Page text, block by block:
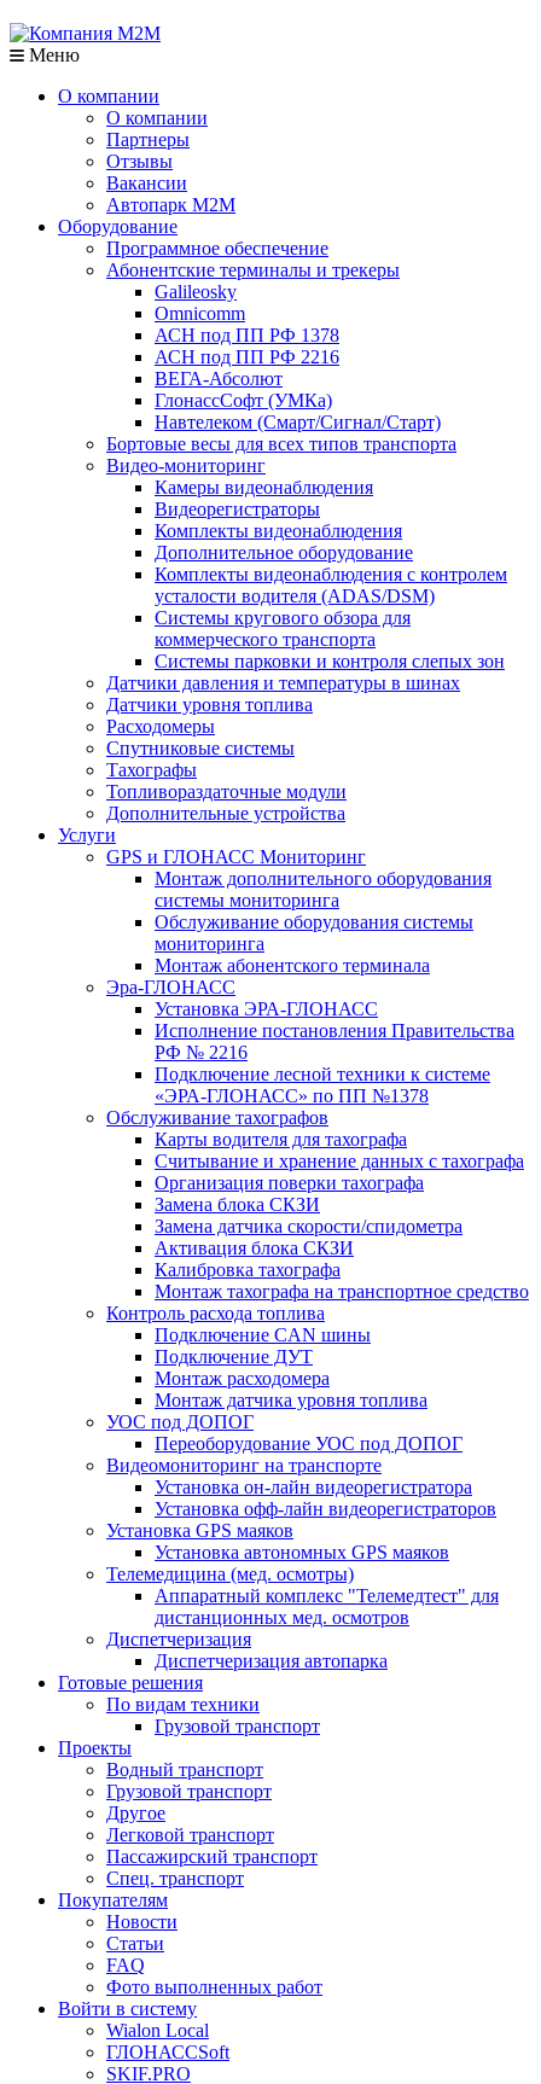
Меню
О компании
О компании
Партнеры
Отзывы
Вакансии
Автопарк М2М
Оборудование
Программное обеспечение
Абонентские терминалы и трекеры
Galileosky
Omnicomm
АСН под ПП РФ 1378
АСН под ПП РФ 2216
ВЕГА-Абсолют
ГлонассСофт (УМКа)
Навтелеком (Смарт/Сигнал/Старт)
Бортовые весы для всех типов транспорта
Видео-мониторинг
Камеры видеонаблюдения
Видеорегистраторы
Комплекты видеонаблюдения
Дополнительное оборудование
Комплекты видеонаблюдения с контролем
усталости водителя (ADAS/DSM)
Системы кругового обзора для
коммерческого транспорта
Системы парковки и контроля слепых зон
Датчики давления и температуры в шинах
Датчики уровня топлива
Расходомеры
Спутниковые системы
Тахографы
Топливораздаточные модули
Дополнительные устройства
Услуги
GPS и ГЛОНАСС Мониторинг
Монтаж дополнительного оборудования
системы мониторинга
Обслуживание оборудования системы
мониторинга
Монтаж абонентского терминала
Эра-ГЛОНАСС
Установка ЭРА-ГЛОНАСС
Исполнение постановления Правительства
РФ № 2216
Подключение лесной техники к системе
«ЭРА-ГЛОНАСС» по ПП №1378
Обслуживание тахографов
Карты водителя для тахографа
Считывание и хранение данных с тахографа
Организация поверки тахографа
Замена блока СКЗИ
Замена датчика скорости/спидометра
Активация блока СКЗИ
Калибровка тахографа
Монтаж тахографа на транспортное средство
Контроль расхода топлива
Подключение CAN шины
Подключение ДУТ
Монтаж расходомера
Монтаж датчика уровня топлива
УОС под ДОПОГ
Переоборудование УОС под ДОПОГ
Видеомониторинг на транспорте
Установка он-лайн видеорегистратора
Установка офф-лайн видеорегистраторов
Установка GPS маяков
Установка автономных GPS маяков
Телемедицина (мед. осмотры)
Аппаратный комплекс "Телемедтест" для
дистанционных мед. осмотров
Диспетчеризация
Диспетчеризация автопарка
Готовые решения
По видам техники
Грузовой транспорт
Проекты
Водный транспорт
Грузовой транспорт
Другое
Легковой транспорт
Пассажирский транспорт
Спец. транспорт
Покупателям
Новости
Статьи
FAQ
Фото выполненных работ
Войти в систему
Wialon Local
ГЛОНАССSoft
SKIF.PRO